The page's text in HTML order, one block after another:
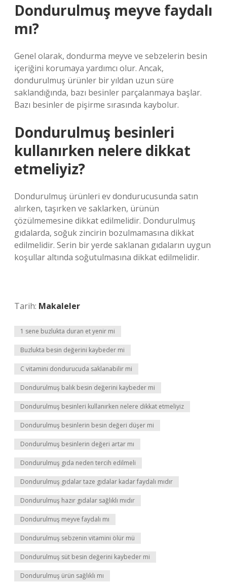
Dondurulmuş meyve faydalı
mı?
Genel olarak, dondurma meyve ve sebzelerin besin
içeriğini korumaya yardımcı olur. Ancak,
dondurulmuş ürünler bir yıldan uzun süre
saklandığında, bazı besinler parçalanmaya başlar.
Bazı besinler de pişirme sırasında kaybolur.
Dondurulmuş besinleri
kullanırken nelere dikkat
etmeliyiz?
Dondurulmuş ürünleri ev dondurucusunda satın
alırken, taşırken ve saklarken, ürünün
çözülmemesine dikkat edilmelidir. Dondurulmuş
gıdalarda, soğuk zincirin bozulmamasına dikkat
edilmelidir. Serin bir yerde saklanan gıdaların uygun
koşullar altında soğutulmasına dikkat edilmelidir.
Tarih: Makaleler
1 sene buzlukta duran et yenir mi
Buzlukta besin değerini kaybeder mi
C vitamini dondurucuda saklanabilir mi
Dondurulmuş balık besin değerini kaybeder mi
Dondurulmuş besinleri kullanırken nelere dikkat etmeliyiz
Dondurulmuş besinlerin besin değeri düşer mi
Dondurulmuş besinlerin değeri artar mı
Dondurulmuş gıda neden tercih edilmeli
Dondurulmuş gıdalar taze gıdalar kadar faydalı mıdır
Dondurulmuş hazır gıdalar sağlıklı mıdır
Dondurulmuş meyve faydalı mı
Dondurulmuş sebzenin vitamini ölür mü
Dondurulmuş süt besin değerini kaybeder mi
Dondurulmuş ürün sağlıklı mı